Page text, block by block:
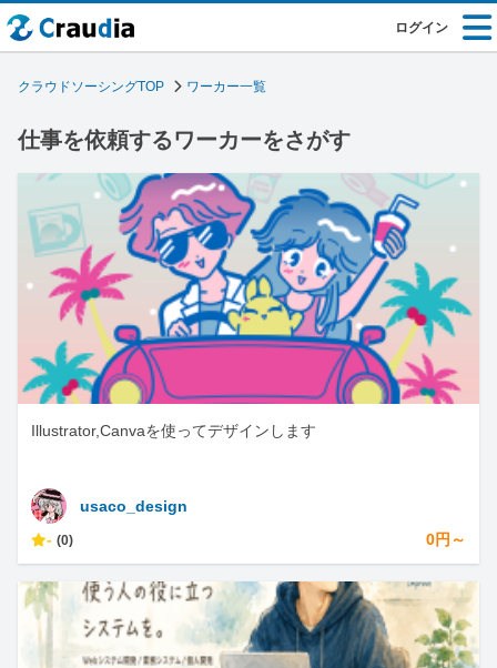
ログイン
クラウドソーシングTOP ワーカー一覧
仕事を依頼するワーカーをさがす
Illustrator,Canvaを使ってデザインします
usaco_design
- (0) 0円～